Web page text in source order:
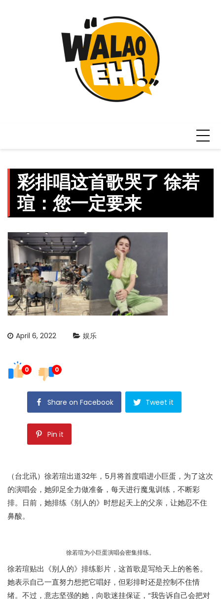
彩排唱这首歌哭了 徐若
瑄：您一定要来
April 6, 2022 娱乐
0 0
Share on Facebook Tweet it
Pin it
（台北讯）徐若瑄出道32年，5月将首度唱进小巨蛋，为了这次
的演唱会，她卯足全力做准备，每天进行魔鬼训练，不断彩
排。日前，她排练《别人的》时想起天上的父亲，让她忍不住
鼻酸。
徐若瑄为小巨蛋演唱会密集排练。
徐若瑄贴出《别人的》排练影片，这首歌是写给天上的爸爸。
她表示自己一直努力想把它唱好，但彩排时还是控制不住情
绪。不过，意志坚强的她，向歌迷挂保证，“我告诉自己会把对